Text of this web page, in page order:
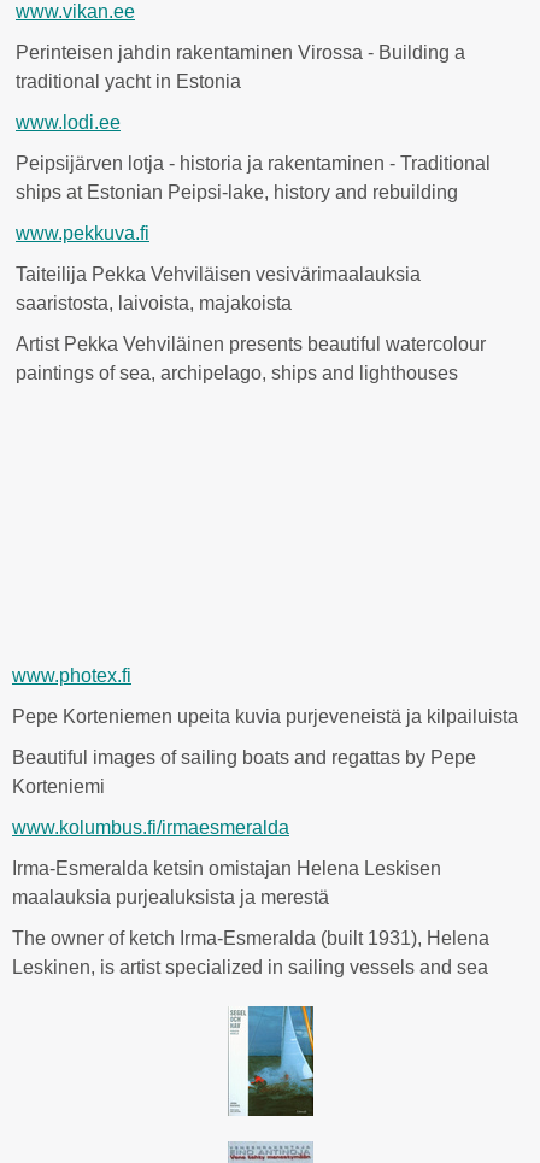
www.vikan.ee
Perinteisen jahdin rakentaminen Virossa - Building a
traditional yacht in Estonia
www.lodi.ee
Peipsijärven lotja - historia ja rakentaminen - Traditional
ships at Estonian Peipsi-lake, history and rebuilding
www.pekkuva.fi
Taiteilija Pekka Vehviläisen vesivärimaalauksia
saaristosta, laivoista, majakoista
Artist Pekka Vehviläinen presents beautiful watercolour
paintings of sea, archipelago, ships and lighthouses
www.photex.fi
Pepe Korteniemen upeita kuvia purjeveneistä ja kilpailuista
Beautiful images of sailing boats and regattas by Pepe
Korteniemi
www.kolumbus.fi/irmaesmeralda
Irma-Esmeralda ketsin omistajan Helena Leskisen
maalauksia purjealuksista ja merestä
The owner of ketch Irma-Esmeralda (built 1931), Helena
Leskinen, is artist specialized in sailing vessels and sea